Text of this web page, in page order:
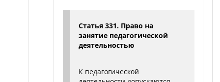
Статья 331. Право на
занятие педагогической
деятельностью
К педагогической